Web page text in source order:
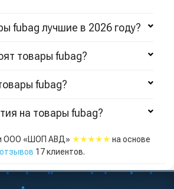
fubag лучшие в 2026 году?
товары fubag?
fubag?
на товары fubag?
ООО «ШОП АВД» ★★★★★ на основе
отзывов 17клиентов.